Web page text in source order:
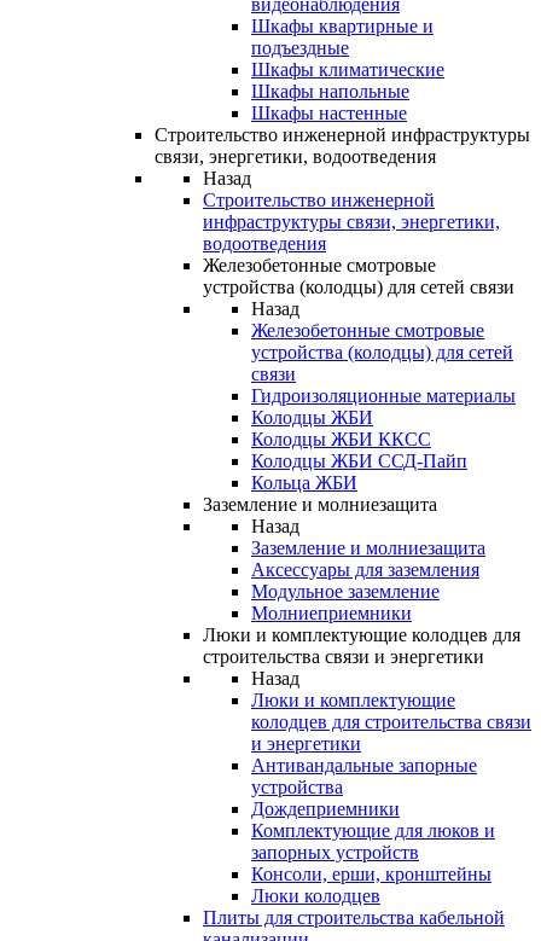
видеонаблюдения
Шкафы квартирные и
подъездные
Шкафы климатические
Шкафы напольные
Шкафы настенные
Строительство инженерной инфраструктуры
связи, энергетики, водоотведения
Назад
Строительство инженерной
инфраструктуры связи, энергетики,
водоотведения
Железобетонные смотровые
устройства (колодцы) для сетей связи
Назад
Железобетонные смотровые
устройства (колодцы) для сетей
связи
Гидроизоляционные материалы
Колодцы ЖБИ
Колодцы ЖБИ ККСС
Колодцы ЖБИ ССД-Пайп
Кольца ЖБИ
Заземление и молниезащита
Назад
Заземление и молниезащита
Аксессуары для заземления
Модульное заземление
Молниеприемники
Люки и комплектующие колодцев для
строительства связи и энергетики
Назад
Люки и комплектующие
колодцев для строительства связи
и энергетики
Антивандальные запорные
устройства
Дождеприемники
Комплектующие для люков и
запорных устройств
Консоли, ерши, кронштейны
Люки колодцев
Плиты для строительства кабельной